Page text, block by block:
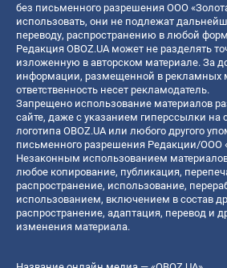
без письменного разрешения ООО
использовать, они не подлежат
переводу, распространению в любой
Редакция OBOZ.UA может не разделять
изложенную в авторском материале. За
информации, размещенной в рекламных
ответственность несет рекламодатель.
Запрещено использование материалов
сайте, даже с указанием гиперссылки на
логотипа OBOZ.UA или любого другого
письменного разрешения Редакции/ООО
Незаконным использованием материалов
любое копирование, публикация,
распространение, использование,
использованием, включением в состав
распространение, адаптация, перевод и
изменения материала.